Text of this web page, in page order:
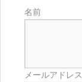
名前
メールアドレス